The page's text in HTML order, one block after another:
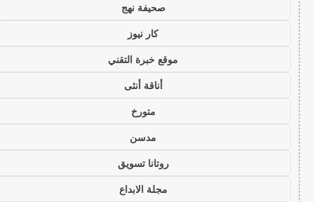
صحيفة نهج
كار نيوز
موقع خبرة التقني
أناقة أنثى
متورخ
مدسن
روتانا تسويق
مجلة الابداع